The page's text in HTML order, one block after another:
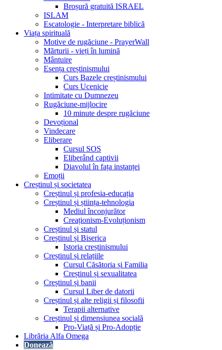
Broșură gratuită ISRAEL
ISLAM
Escatologie - Interpretare biblică
Viața spirituală
Motive de rugăciune - PrayerWall
Mărturii - vieți în lumină
Mântuire
Esența creștinismului
Curs Bazele creștinismului
Curs Ucenicie
Intimitate cu Dumnezeu
Rugăciune-mijlocire
10 minute despre rugăciune
Devoțional
Vindecare
Eliberare
Cursul SOS
Eliberând captivii
Diavolul în fața instanței
Emoții
Creștinul și societatea
Creștinul și profesia-educația
Creștinul și știința-tehnologia
Mediul înconjurător
Creaționism-Evoluționism
Creștinul și statul
Creștinul și Biserica
Istoria creștinismului
Creștinul și relațiile
Cursul Căsătoria și Familia
Creștinul și sexualitatea
Creștinul și banii
Cursul Liber de datorii
Creștinul și alte religii și filosofii
Terapii alternative
Creștinul și dimensiunea socială
Pro-Viață și Pro-Adopție
Librăria Alfa Omega
Donează